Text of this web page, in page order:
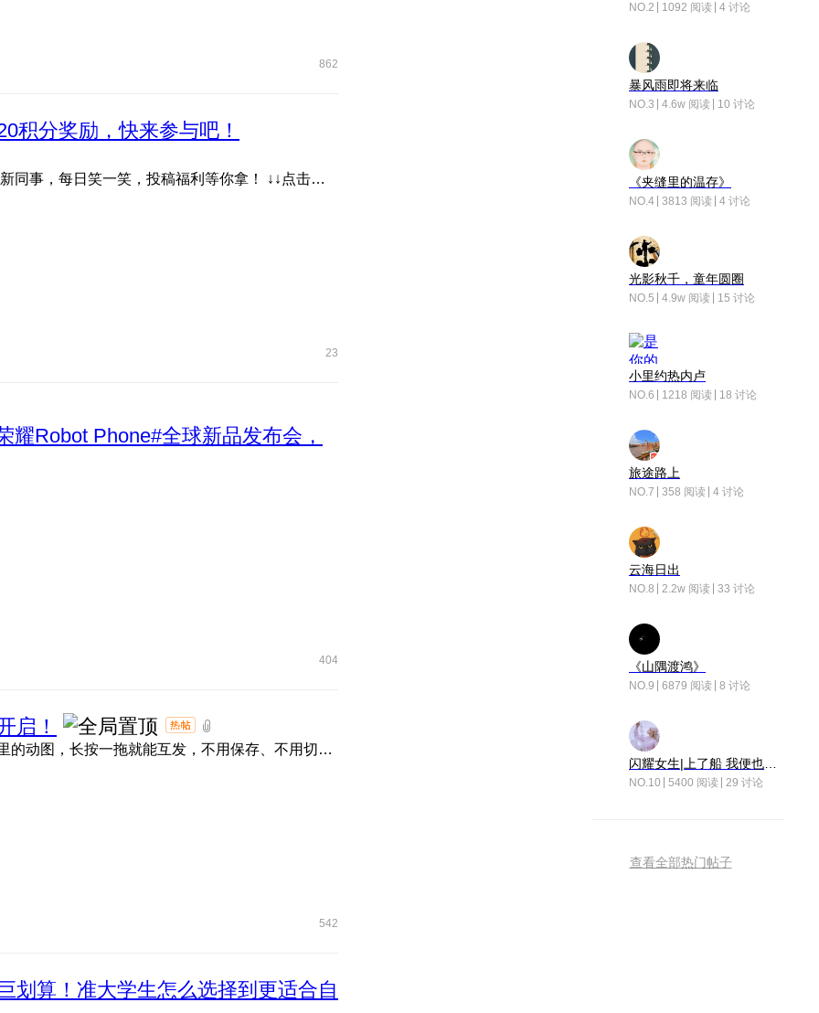
862
积分奖励，快来参与吧！
抖音账号《耀子开放麦》首档数字人脱口秀栏目，快关注新同事，每日笑一笑，投稿福利等你拿！ ↓↓点击下方图片或 ...
23
Robot Phone#全球新品发布会，
404
启！
荣耀任意门直接封神！抖音、小红书、微信、QQ 、快手里的动图，长按一拖就能互发，不用保存、不用切软件，评论区 ...
542
划算！准大学生怎么选择到更适合自
NO.2 1092 阅读 4 讨论
暴风雨即将来临
NO.3 4.6w 阅读 10 讨论
《夹缝里的温存》
NO.4 3813 阅读 4 讨论
光影秋千，童年圆圈
NO.5 4.9w 阅读 15 讨论
小里约热内卢
NO.6 1218 阅读 18 讨论
旅途路上
NO.7 358 阅读 4 讨论
云海日出
NO.8 2.2w 阅读 33 讨论
《山隅渡鸿》
NO.9 6879 阅读 8 讨论
NO.10 5400 阅读 29 讨论
查看全部热门帖子